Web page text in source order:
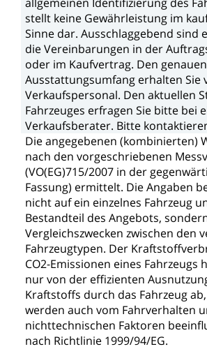
stellt keine Gewährleistung im
Sinne dar. Ausschlaggebend sind
dieVereinbarungen in der
oder im Kaufvertrag. Den genauen
Ausstattungsumfang erhalten Sie
Verkaufspersonal. Den aktuellen
Fahrzeuges erfragen Sie bitte bei
Verkaufsberater. Bitte
Dieangegebenen (kombinierten)
nach den vorgeschriebenen
(VO(EG)715/2007 in der
Fassung) ermittelt. DieAngaben
nichtauf ein einzelnes Fahrzeug
Bestandteil des Angebots,
Vergleichszwecken zwischen den
Fahrzeugtypen. Der
CO2-Emissionen eines Fahrzeugs
nurvon der effizienten
Kraftstoffs durch das Fahrzeugab,
werden auch vom Fahrverhalten
nichttechnischen Faktoren
nach Richtlinie 1999/94/EG.